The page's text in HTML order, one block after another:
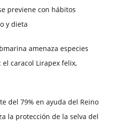
previene con hábitos
y dieta
amenaza especies
el caracol Lirapex felix,
del 79% en ayuda del Reino
la protección de la selva del